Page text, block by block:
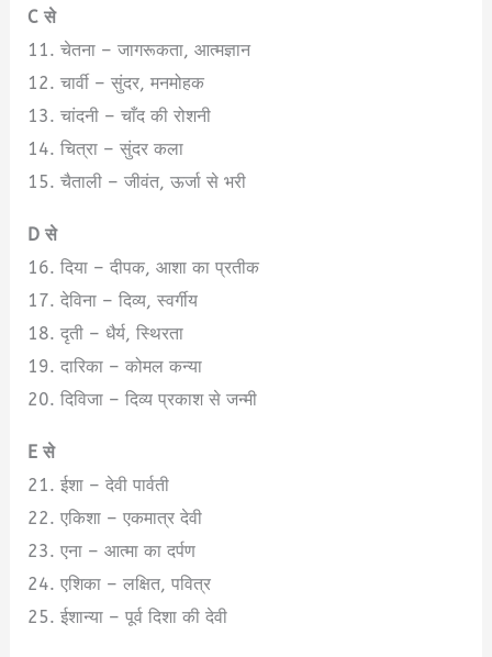
C से
11. चेतना – जागरूकता, आत्मज्ञान
12. चार्वी – सुंदर, मनमोहक
13. चांदनी – चाँद की रोशनी
14. चित्रा – सुंदर कला
15. चैताली – जीवंत, ऊर्जा से भरी
D से
16. दिया – दीपक, आशा का प्रतीक
17. देविना – दिव्य, स्वर्गीय
18. दृती – धैर्य, स्थिरता
19. दारिका – कोमल कन्या
20. दिविजा – दिव्य प्रकाश से जन्मी
E से
21. ईशा – देवी पार्वती
22. एकिशा – एकमात्र देवी
23. एना – आत्मा का दर्पण
24. एशिका – लक्षित, पवित्र
25. ईशान्या – पूर्व दिशा की देवी